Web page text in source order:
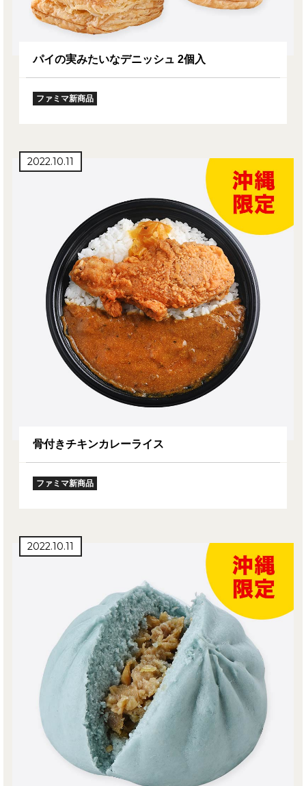
パイの実みたいなデニッシュ 2個入
ファミマ新商品
2022.10.11
骨付きチキンカレーライス
ファミマ新商品
2022.10.11